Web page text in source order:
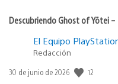
Descubriendo Ghost of Yōtei
El Equipo
Redacción
Fecha
30 de junio de 2026 12